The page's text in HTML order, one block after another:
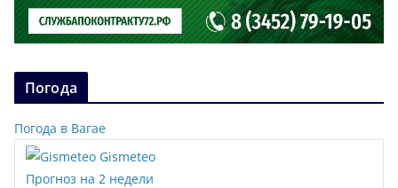
Погода
Погода в Вагае
Gismeteo
Прогноз на 2 недели